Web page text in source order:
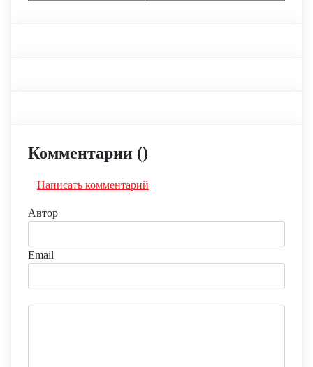
Комментарии ()
Написать комментарий
Автор
Email